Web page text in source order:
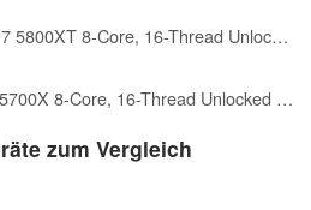
AMD Ryzen™ 7 5800XT 8-Core, 16-Thread Unlocked Desktop Processor
AMD Ryzen 7 5700X 8-Core, 16-Thread Unlocked Desktop Processor
zum Vergleich